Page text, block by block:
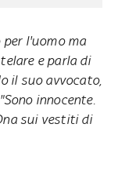
l'uomo ma
e parla di
il suo avvocato,
innocente.
sui vestiti di